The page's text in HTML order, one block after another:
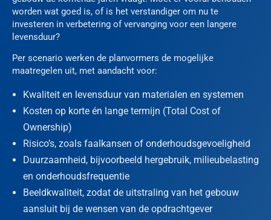
worden wat goed is, of is het verstandiger om nu te
investeren in verbetering of vervanging voor een langere
levensduur?
Per scenario werken de planvormers de mogelijke
maatregelen uit, met aandacht voor:
Kwaliteit en levensduur van materialen en systemen
Kosten op korte én lange termijn (Total Cost of
Ownership)
Risico’s, zoals faalkansen of onderhoudsgevoeligheid
Duurzaamheid, bijvoorbeeld hergebruik, milieubelasting
en onderhoudsfrequentie
Beeldkwaliteit, zodat de uitstraling van het gebouw
aansluit bij de wensen van de opdrachtgever